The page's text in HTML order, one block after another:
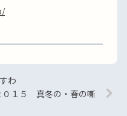
わ
０１５ 真冬の・春の噺